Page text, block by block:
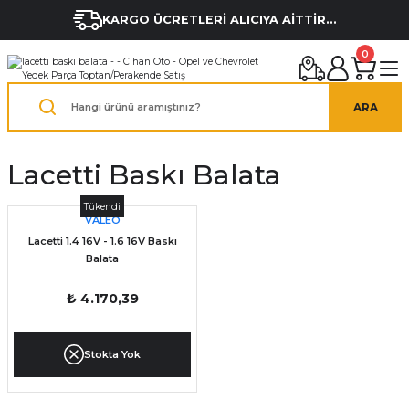
KARGO ÜCRETLERİ ALICIYA AİTTİR...
ARA
0
Lacetti Baskı Balata
Tükendi
VALEO
Lacetti 1.4 16V - 1.6 16V Baskı
Balata
₺ 4.170,39
Stokta Yok